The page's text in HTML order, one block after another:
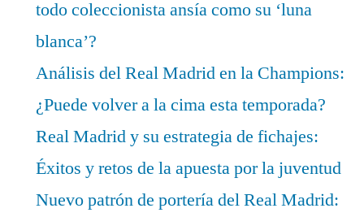
todo coleccionista ansía como su ‘luna
blanca’?
Análisis del Real Madrid en la Champions:
¿Puede volver a la cima esta temporada?
Real Madrid y su estrategia de fichajes:
Éxitos y retos de la apuesta por la juventud
Nuevo patrón de portería del Real Madrid: